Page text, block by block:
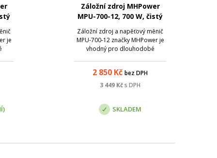
je
Záložní zdroj MHPower
MPU-700-12, 700 W, čistý
Záložní zdroj a napěťový měnič
MPU-700-12 značky MHPower je
vhodný pro dlouhodobé
použití a robustní celokovové
provedení . Přístroj má
b...
2 850 Kč bez DPH
3 449 Kčs DPH
SKLADEM